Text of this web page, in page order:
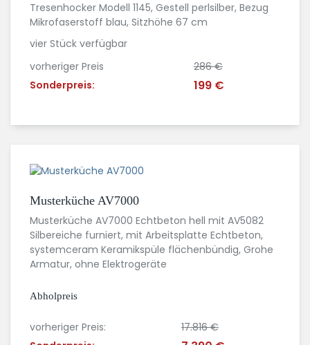
Tresenhocker Modell 1145, Gestell perlsilber, Bezug
Mikrofaserstoff blau, Sitzhöhe 67 cm
vier Stück verfügbar
vorheriger Preis
286 €
Sonderpreis:
199 €
Musterküche AV7000
Musterküche AV7000 Echtbeton hell mit AV5082
Silbereiche furniert, mit Arbeitsplatte Echtbeton,
systemceram Keramikspüle flächenbündig, Grohe
Armatur, ohne Elektrogeräte
Abholpreis
vorheriger Preis:
17.816 €